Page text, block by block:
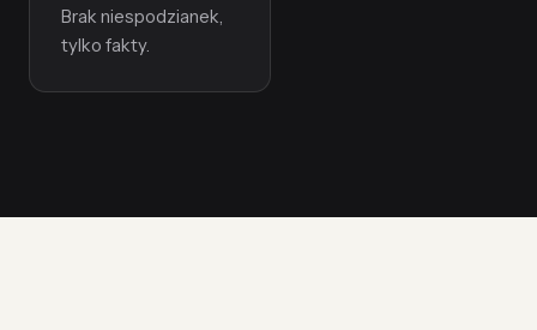
Brak niespodzianek,
tylko fakty.